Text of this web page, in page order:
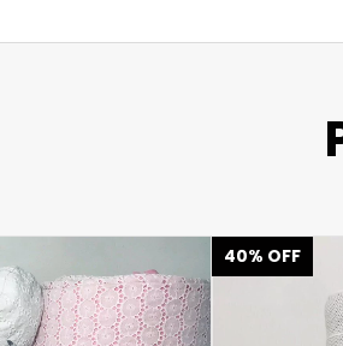
40% OFF